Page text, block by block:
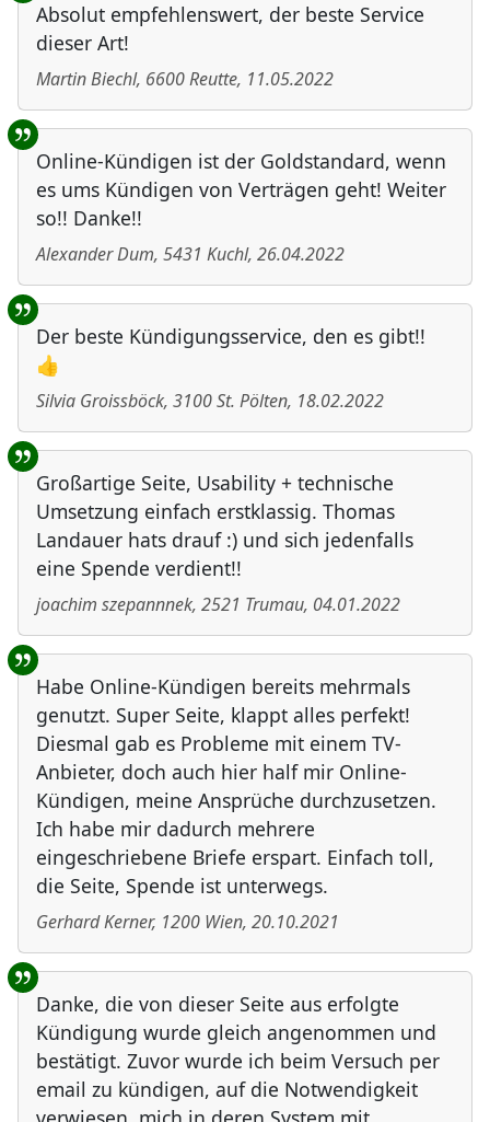
Absolut empfehlenswert, der beste Service
dieser Art!
Martin Biechl, 6600Reutte, 11.05.2022
Online-Kündigen ist der Goldstandard, wenn
es ums Kündigen von Verträgen geht! Weiter
so!! Danke!!
Alexander Dum, 5431 Kuchl, 26.04.2022
Der beste Kündigungsservice, den es gibt!!
👍
Silvia Groissböck, 3100St. Pölten, 18.02.2022
Großartige Seite, Usability + technische
Umsetzung einfach erstklassig. Thomas
Landauer hats drauf :) und sich jedenfalls
eine Spende verdient!!
joachim szepannnek, 2521 Trumau, 04.01.2022
Habe Online-Kündigen bereits mehrmals
genutzt. Super Seite, klappt alles perfekt!
Diesmal gab es Probleme mit einem TV-
Anbieter, doch auch hier half mir Online-
Kündigen, meine Ansprüche durchzusetzen.
Ich habe mir dadurch mehrere
eingeschriebene Briefe erspart. Einfach toll,
die Seite, Spende ist unterwegs.
Gerhard Kerner, 1200 Wien, 20.10.2021
Danke, die von dieser Seite aus erfolgte
Kündigung wurde gleich angenommen und
bestätigt. Zuvor wurde ich beim Versuch per
email zu kündigen, auf die Notwendigkeit